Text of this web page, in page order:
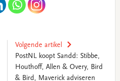
Volgende artikel
PostNL koopt Sandd: Stibbe,
Houthoff, Allen & Overy, Bird
& Bird, Maverick adviseren